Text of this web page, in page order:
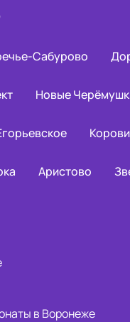
Сабурово
Новые
Аристово
в Воронеже